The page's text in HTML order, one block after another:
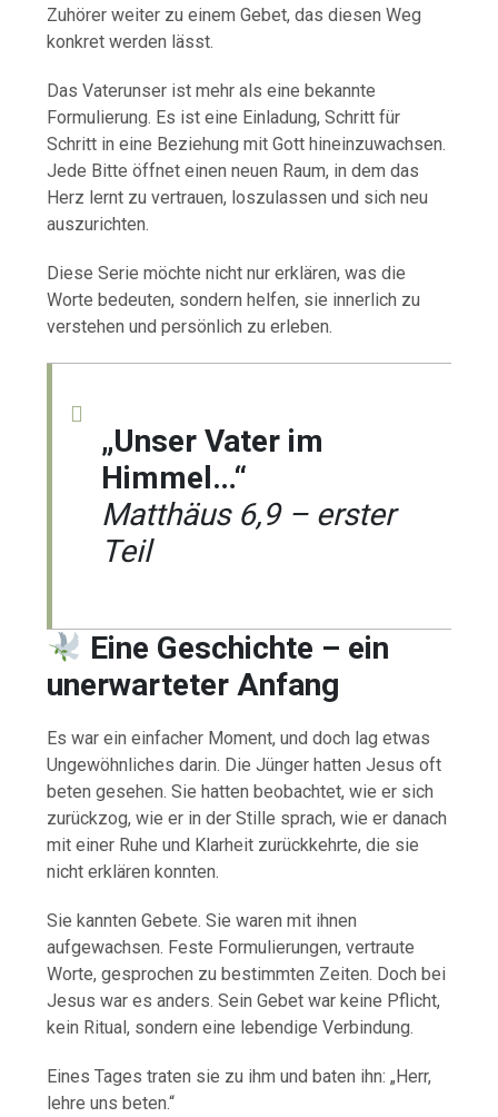
Zuhörer weiter zu einem Gebet, das diesen Weg
konkret werden lässt.
Das Vaterunser ist mehr als eine bekannte
Formulierung. Es ist eine Einladung, Schritt für
Schritt in eine Beziehung mit Gott hineinzuwachsen.
Jede Bitte öffnet einen neuen Raum, in dem das
Herz lernt zu vertrauen, loszulassen und sich neu
auszurichten.
Diese Serie möchte nicht nur erklären, was die
Worte bedeuten, sondern helfen, sie innerlich zu
verstehen und persönlich zu erleben.
„Unser Vater im
Himmel…“
Matthäus 6,9 – erster
Teil
Eine Geschichte – ein
unerwarteter Anfang
Es war ein einfacher Moment, und doch lag etwas
Ungewöhnliches darin. Die Jünger hatten Jesus oft
beten gesehen. Sie hatten beobachtet, wie er sich
zurückzog, wie er in der Stille sprach, wie er danach
mit einer Ruhe und Klarheit zurückkehrte, die sie
nicht erklären konnten.
Sie kannten Gebete. Sie waren mit ihnen
aufgewachsen. Feste Formulierungen, vertraute
Worte, gesprochen zu bestimmten Zeiten. Doch bei
Jesus war es anders. Sein Gebet war keine Pflicht,
kein Ritual, sondern eine lebendige Verbindung.
Eines Tages traten sie zu ihm und baten ihn: „Herr,
lehre uns beten.“